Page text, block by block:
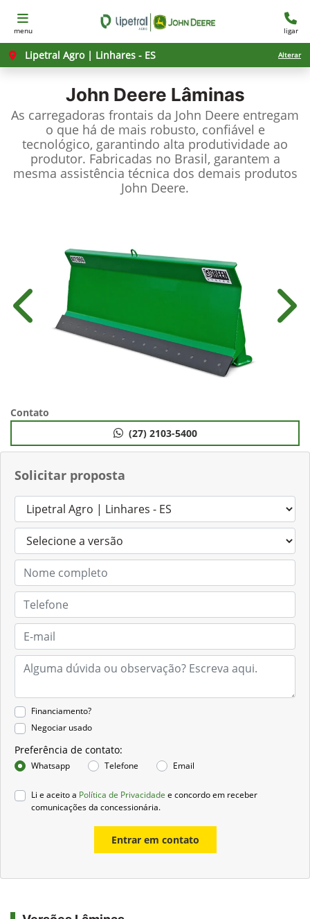
menu ligar
Lipetral Agro | Linhares - ES Alterar
John Deere Lâminas
As carregadoras frontais da John Deere entregam
o que há de mais robusto, confiável e
tecnológico, garantindo alta produtividade ao
produtor. Fabricadas no Brasil, garantem a
mesma assistência técnica dos demais produtos
John Deere.
Solicitar proposta
Financiamento?
Negociar usado
Preferência de contato:
Whatsapp Telefone Email
Li e aceito a Política de Privacidade e concordo em receber
comunicações da concessionária.
Entrar em contato
Anterior
Contato
(27) 2103-5400